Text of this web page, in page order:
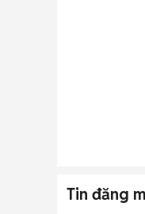
Tin đăng